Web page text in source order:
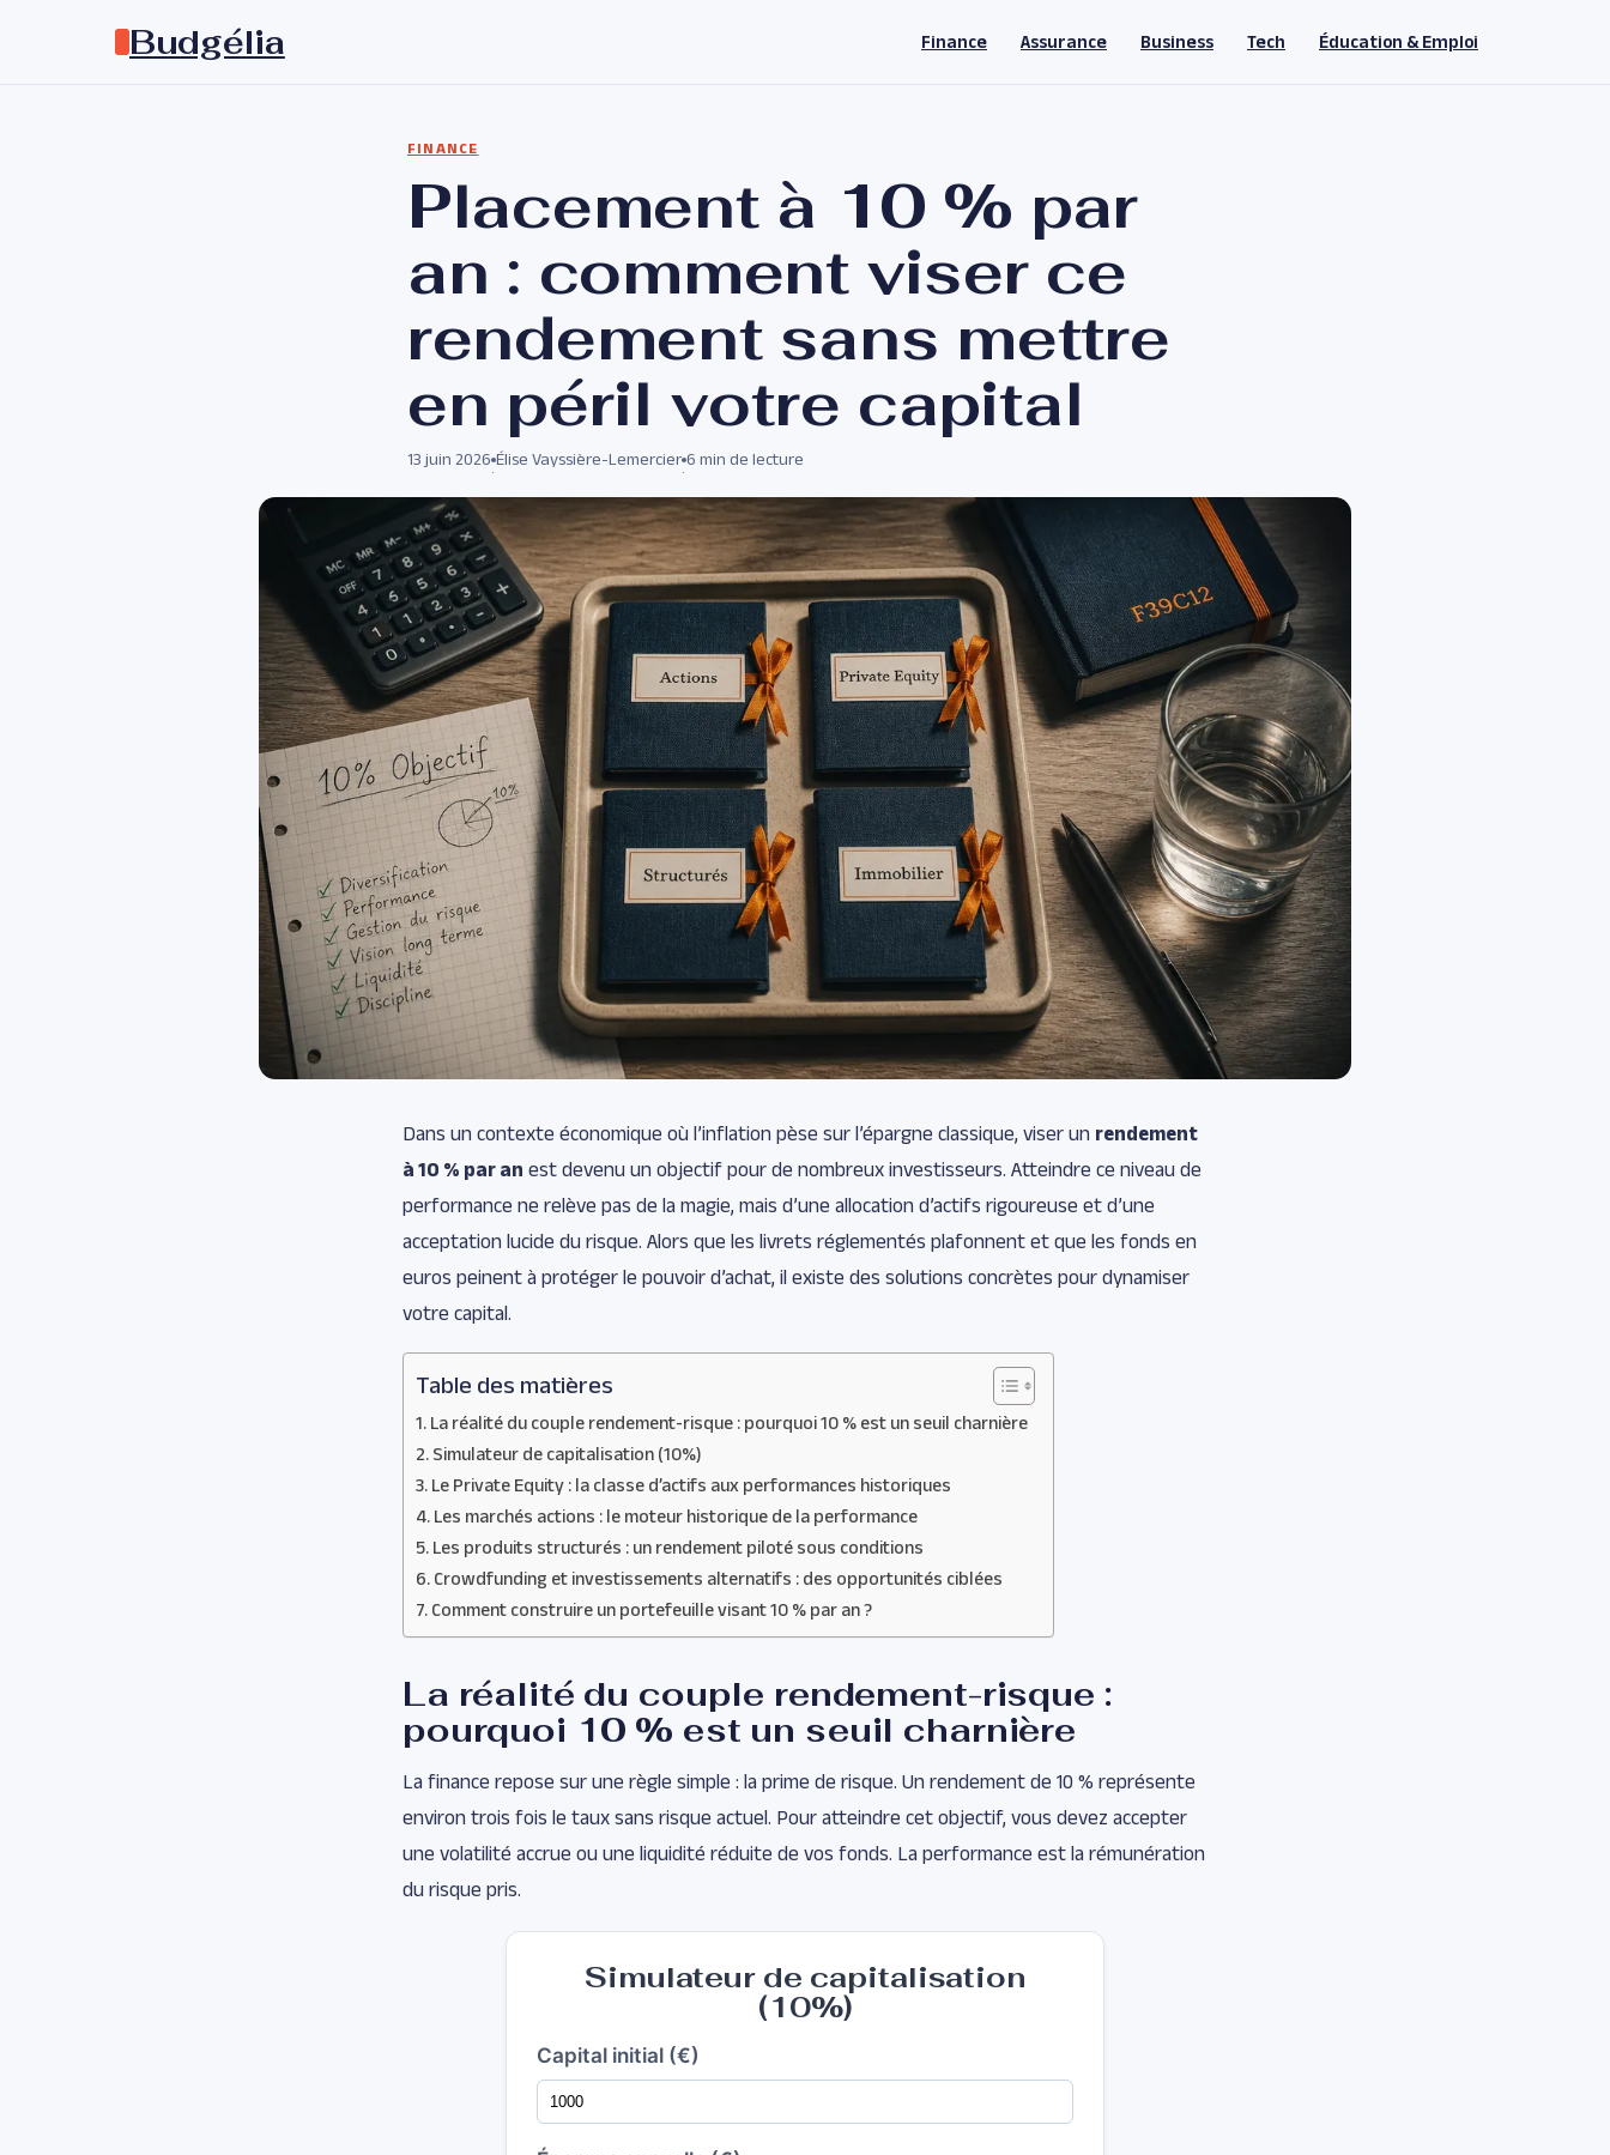
Budgélia Finance Assurance Business Tech Éducation & Emploi
FINANCE
Placement à 10 % par
an : comment viser ce
rendement sans mettre
en péril votre capital
13 juin 2026
·
Élise Vayssière-Lemercier
·
6 min de lecture
Dans un contexte économique où l’inflation pèse sur l’épargne classique, viser un rendement
à 10 % par an est devenu un objectif pour de nombreux investisseurs. Atteindre ce niveau de
performance ne relève pas de la magie, mais d’une allocation d’actifs rigoureuse et d’une
acceptation lucide du risque. Alors que les livrets réglementés plafonnent et que les fonds en
euros peinent à protéger le pouvoir d’achat, il existe des solutions concrètes pour dynamiser
votre capital.
Table des matières
La réalité du couple rendement-risque : pourquoi 10 % est un seuil charnière
Simulateur de capitalisation (10%)
Le Private Equity : la classe d’actifs aux performances historiques
Les marchés actions : le moteur historique de la performance
Les produits structurés : un rendement piloté sous conditions
Crowdfunding et investissements alternatifs : des opportunités ciblées
Comment construire un portefeuille visant 10 % par an ?
La réalité du couple rendement-risque :
pourquoi 10 % est un seuil charnière
La finance repose sur une règle simple : la prime de risque. Un rendement de 10 % représente
environ trois fois le taux sans risque actuel. Pour atteindre cet objectif, vous devez accepter
une volatilité accrue ou une liquidité réduite de vos fonds. La performance est la rémunération
du risque pris.
Simulateur de capitalisation
(10%)
Capital initial (€)